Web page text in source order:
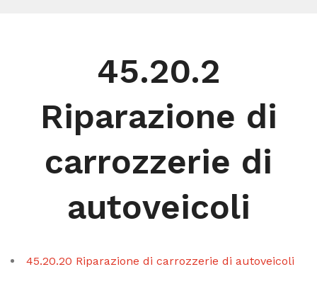
45.20.2
Riparazione di
carrozzerie di
autoveicoli
45.20.20 Riparazione di carrozzerie di autoveicoli